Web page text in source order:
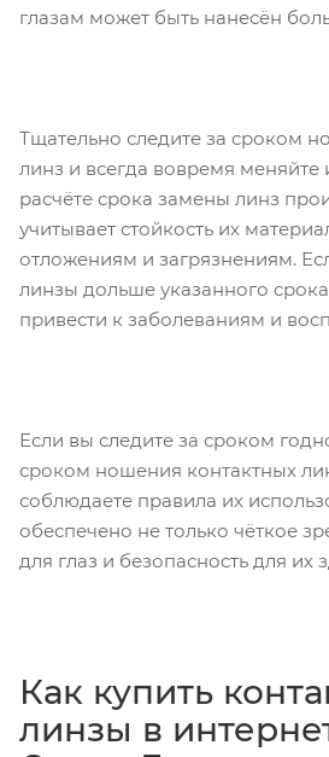
глазам может быть нанесён
Тщательно следите за сроком
линз и всегда вовремя
расчёте срока замены линз
учитывает стойкость их
отложениям и загрязнениям.
линзы дольше указанного
привести к заболеваниям и
Если вы следите за сроком
сроком ношения контактных
соблюдаете правила их
обеспечено не только чёткое
для глаз и безопасность для их
Как купить
линзы в